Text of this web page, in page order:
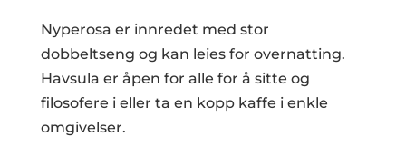
Nyperosa er innredet med stor
dobbeltseng og kan leies for overnatting.
Havsula er åpen for alle for å sitte og
filosofere i eller ta en kopp kaffe i enkle
omgivelser.